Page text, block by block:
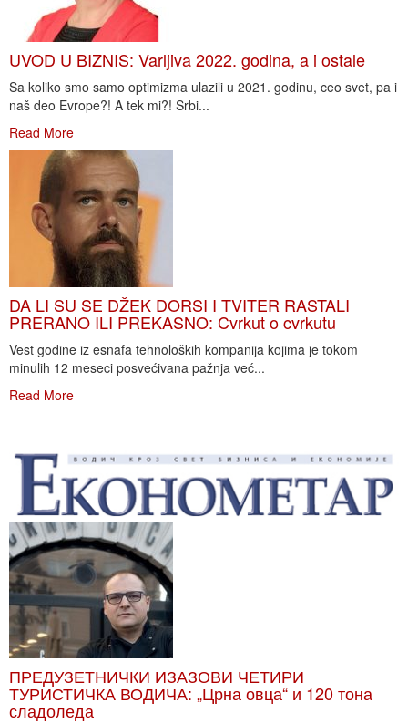
UVOD U BIZNIS: Varljiva 2022. godina, a i ostale
Sa koliko smo samo optimizma ulazili u 2021. godinu, ceo svet, pa i
naš deo Evrope?! A tek mi?! Srbi...
Read More
DA LI SU SE DŽEK DORSI I TVITER RASTALI
PRERANO ILI PREKASNO: Cvrkut o cvrkutu
Vest godine iz esnafa tehnoloških kompanija kojima je tokom
minulih 12 meseci posvećivana pažnja već...
Read More
ПРЕДУЗЕТНИЧКИ ИЗАЗОВИ ЧЕТИРИ
ТУРИСТИЧКА ВОДИЧА: „Црна овца“ и 120 тона
сладоледа